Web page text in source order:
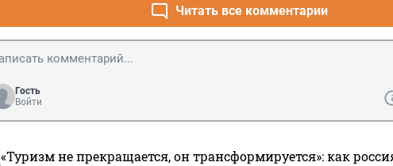
Читать все комментарии
Гость
Войти
«Туризм не прекращается, он трансформируется»: как